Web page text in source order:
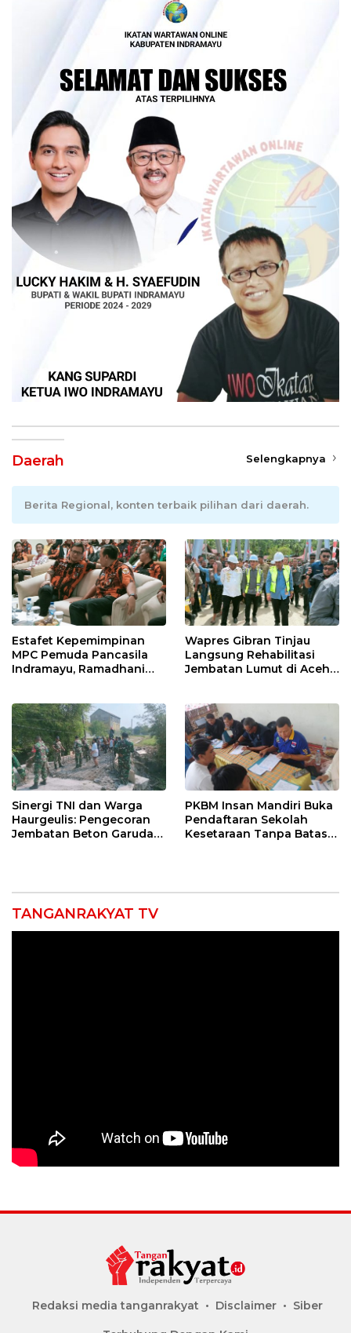
Daerah Selengkapnya
Berita Regional, konten terbaik pilihan dari daerah.
Estafet Kepemimpinan
MPC Pemuda Pancasila
Indramayu, Ramadhani
Muscablub
Wapres Gibran Tinjau
Langsung Rehabilitasi
Jembatan Lumut di Aceh
Sinergi TNI dan Warga
Haurgeulis: Pengecoran
Jembatan Beton Garuda
PKBM Insan Mandiri Buka
Pendaftaran Sekolah
Kesetaraan Tanpa Batas
TANGANRAKYAT TV
Redaksi media tanganrakyat Disclaimer Siber